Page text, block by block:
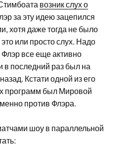
возник слух о
за эту идею зацепился
хотя даже тогда не было
или просто слух. Надо
Флэр все еще активно
в последний раз был на
Кстати одной из его
программ был Мировой
против Флэра.
шоу в параллельной